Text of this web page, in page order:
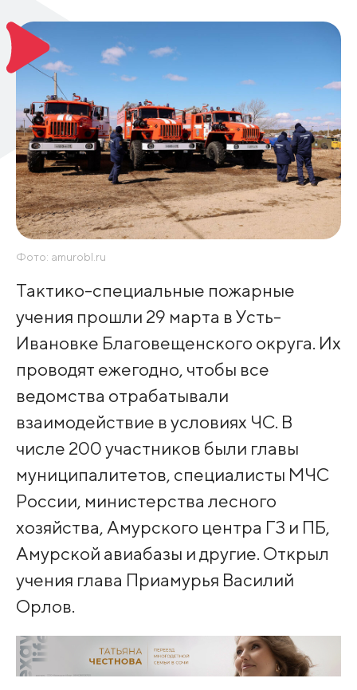
Фото: amurobl.ru
Тактико-специальные пожарные
учения прошли 29 марта в Усть-
Ивановке Благовещенского округа. Их
проводят ежегодно, чтобы все
ведомства отрабатывали
взаимодействие в условиях ЧС. В
числе 200 участников были главы
муниципалитетов, специалисты МЧС
России, министерства лесного
хозяйства, Амурского центра ГЗ и ПБ,
Амурской авиабазы и другие. Открыл
учения глава Приамурья Василий
Орлов.